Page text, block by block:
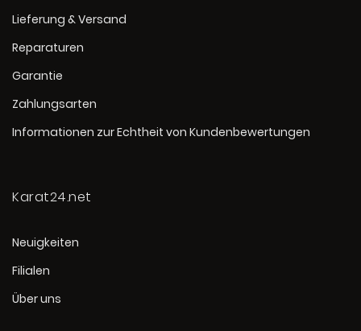
Lieferung & Versand
Reparaturen
Garantie
Zahlungsarten
Informationen zur Echtheit von Kundenbewertungen
Karat24.net
Neuigkeiten
Filialen
Über uns